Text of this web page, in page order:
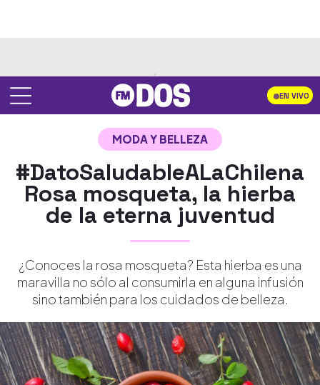
EN VIVO
MODA Y BELLEZA
#DatoSaludableALaChilena
Rosa mosqueta, la hierba
de la eterna juventud
¿Conoces la rosa mosqueta? Esta hierba es una
maravilla no sólo al consumirla en alguna infusión
sino también para los cuidados de belleza.